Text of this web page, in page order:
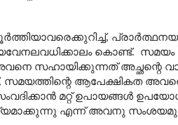
,
കൊണ്ട്. സമയം
അവനെ സഹായിക്കുന്നത് അച്ഛന്റെ
സമയത്തിന്റെ ആപേക്ഷികത
മറ്റ് ഉപായങ്ങൾ
എന്ന് അവനു